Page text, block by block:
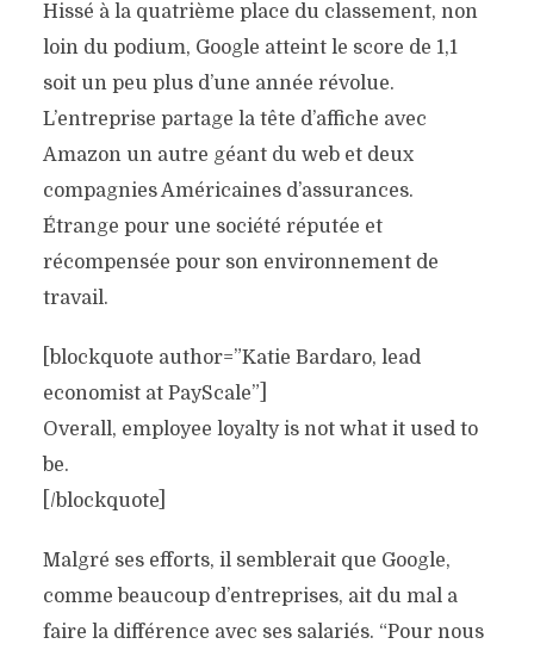
Hissé à la quatrième place du classement, non
loin du podium, Google atteint le score de 1,1
soit un peu plus d’une année révolue.
L’entreprise partage la tête d’affiche avec
Amazon un autre géant du web et deux
compagnies Américaines d’assurances.
Étrange pour une société réputée et
récompensée pour son environnement de
travail.
[blockquote author=”Katie Bardaro, lead
economist at PayScale”]
Overall, employee loyalty is not what it used to
be.
[/blockquote]
Malgré ses efforts, il semblerait que Google,
comme beaucoup d’entreprises, ait du mal a
faire la différence avec ses salariés. “Pour nous